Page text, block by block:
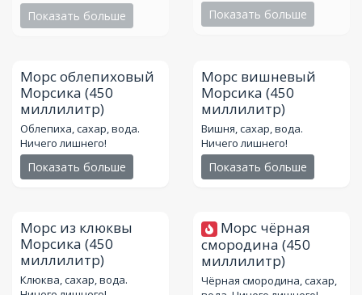
Показать больше Показать больше
Морс облепиховый
Морсика (450
миллилитр)
Облепиха, сахар, вода.
Ничего лишнего!
Показать больше
Морс вишневый
Морсика (450
миллилитр)
Вишня, сахар, вода.
Ничего лишнего!
Показать больше
Морс из клюквы
Морсика (450
миллилитр)
Клюква, сахар, вода.
Морс чёрная
смородина (450
миллилитр)
Чёрная смородина, сахар,